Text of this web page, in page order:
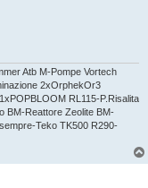
Atb M-Pompe Vortech
2xOrphekOr3
RL115-P.Risalita
BM-Reattore Zeolite BM-
Teko TK500 R290-